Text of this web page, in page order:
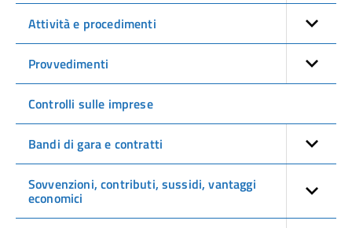
Attività e procedimenti
Provvedimenti
Controlli sulle imprese
Bandi di gara e contratti
Sovvenzioni, contributi, sussidi, vantaggi
economici